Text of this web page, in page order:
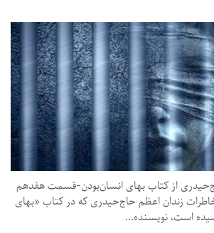
از کتاب بهای انسان‌بودن-قسمت هفدهم
زندان اعظم حاج‌حیدری که در کتاب «بهای
است،‌ نویسنده...